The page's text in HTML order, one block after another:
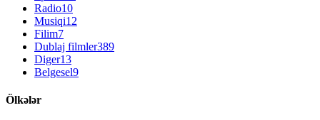
Radio10
Musiqi12
Filim7
Dublaj filmler389
Diger13
Belgesel9
Ölkələr